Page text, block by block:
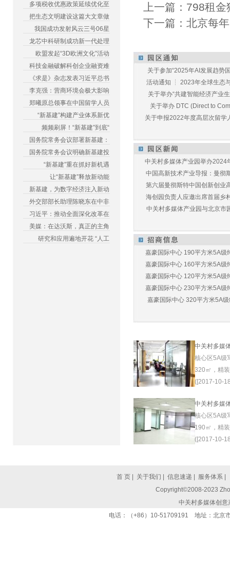
多项税收优惠政策延续优化至
把生态文明建设这篇大文章做
我国成功发射风云三号06星
龙芯中科研制成功新一代处理
欧盟发起“3D欧洲文化”活动
科技金融破解科创企业融资难
《求是》杂志发表习近平总书
李克强：营商环境会极大影响
郑曦原总领事在中国留学人员
“新基建”构建产业体系新优
频频刷屏！“新基建”到底“
国务院常务会议部署新基建：
国务院常务会议明确新基建投
“新基建”重在抓好新机遇
让“新基建”释放新动能
新基建，为数字经济注入新动
外交部部长助理陈晓东在中非
习近平：推动全面深化改革在
美媒：在达沃斯，真正的主角
研究和应用遍地开花 “人工
上一篇： 798租
下一篇：北京每
关于参加“2025年AI发展趋势
活动通知 ┆ 2023年全球生态
关于举办“共建智能经济产业
关于举办 DTC (Direct to
关于申报2022年度高层次留学
中关村多媒体产业园举办2024
中国高新技术产业导报：曼彻
第六届曼彻斯特中国创新创业
海创园负责人应邀出席首届乡
中关村多媒体产业园与北京市
嘉豪国际中心 190平方米5A级
嘉豪国际中心 160平方米5A级
嘉豪国际中心 120平方米5A级
嘉豪国际中心 230平方米5A级
嘉豪国际中心 320平方米5A
中关村多媒
核心区5A级
320㎡，精
([2017-10-
中关村多媒
核心区5A级
190㎡，精
([2017-10-
首 页 关于我们 信息速递 服务体系
Copyright©2008-2023
中关村多媒体创
电话：（+86）10-51709191 地址：北京